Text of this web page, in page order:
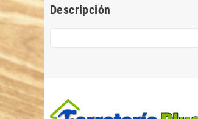
Descripción